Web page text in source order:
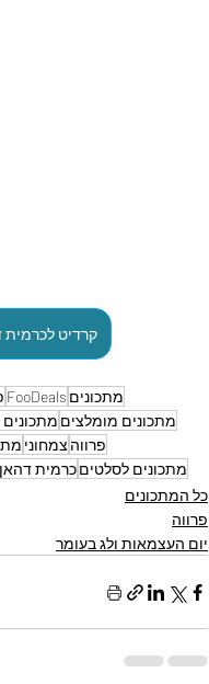
קרדיט לכרמית
מתכונים FooDeals
מתכונים מומלצים מתכונים
פרווה צמחוני
מתכונים לסלטיםכרמית דהאן
כל המתכונים
פרווה
יום העצמאות ולג בעומר